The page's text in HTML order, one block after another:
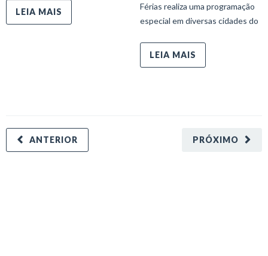
LEIA MAIS
Férias realiza uma programação
especial em diversas cidades do
LEIA MAIS
PRÓXIMO
ANTERIOR